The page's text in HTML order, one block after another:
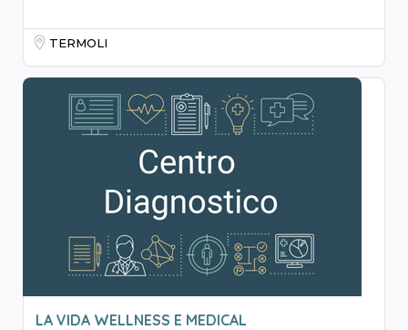
TERMOLI
LA VIDA WELLNESS E MEDICAL